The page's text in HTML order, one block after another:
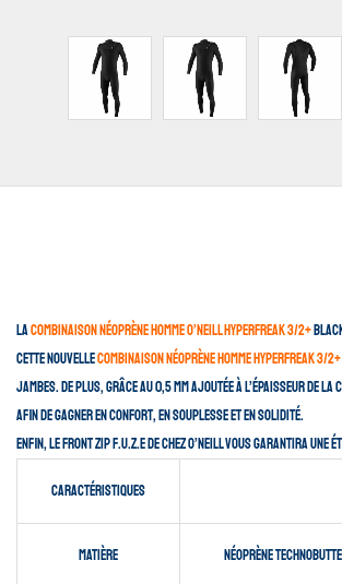
Lacombinaison néoprène Homme O’neill Hyperfreak 3/2+
Cette nouvellecombinaison néoprène homme Hyperfreak 3/
jambes. De plus, grâce au 0,5 mm ajoutée à l’épaisseur
afin de gagner en confort, en souplesse et en solidité.
Enfin, le Front Zip F.U.Z.E de chez O’neill vous garantira
Caractéristiques
Matière Néoprène